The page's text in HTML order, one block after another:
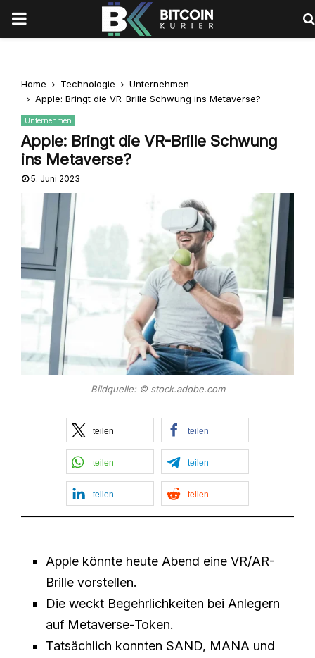
PRIMARY
Home Technologie
Unternehmen
Apple: Bringt die VR-Brille Schwung ins Metaverse?
Unternehmen
Apple: Bringt die VR-Brille Schwung
ins Metaverse?
5. Juni 2023
Bildquelle: © stock.adobe.com
teilen teilen
teilen teilen
teilen teilen
Apple könnte heute Abend eine VR/AR-
Brille vorstellen.
Die weckt Begehrlichkeiten bei Anlegern
auf Metaverse-Token.
Tatsächlich konnten SAND, MANA und